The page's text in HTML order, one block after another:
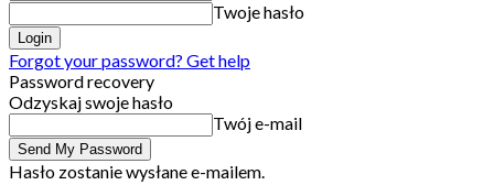
Twoje hasło
Forgot your password? Get help
Password recovery
Odzyskaj swoje hasło
Twój e-mail
Hasło zostanie wysłane e-mailem.